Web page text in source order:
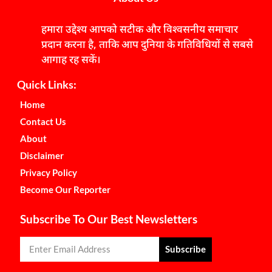
हमारा उद्देश्य आपको सटीक और विश्वसनीय समाचार
प्रदान करना है, ताकि आप दुनिया के गतिविधियों से सबसे
आगाह रह सकें।
Quick Links:
Home
Contact Us
About
Disclaimer
Privacy Policy
Become Our Reporter
Subscribe To Our Best Newsletters
Subscribe